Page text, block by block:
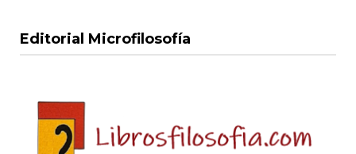
Editorial Microfilosofía